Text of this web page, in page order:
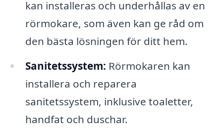
kan installeras och underhållas av en
rörmokare, som även kan ge råd om
den bästa lösningen för ditt hem.
Sanitetssystem: Rörmokaren kan
installera och reparera
sanitetssystem, inklusive toaletter,
handfat och duschar.